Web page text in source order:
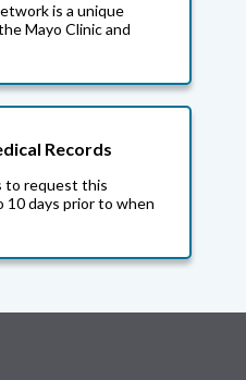
is a unique
Mayo Clinic and
Records
to request this
days prior to when